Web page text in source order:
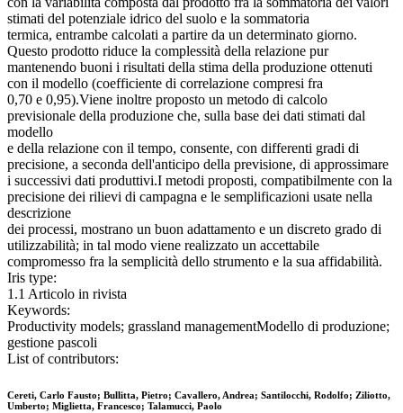
stimati del potenziale idrico del suolo e la sommatoria
termica, entrambe calcolati a partire da un determinato giorno.
Questo prodotto riduce la complessità della relazione pur
mantenendo buoni i risultati della stima della produzione ottenuti
con il modello (coefficiente di correlazione compresi fra
0,70 e 0,95).Viene inoltre proposto un metodo di calcolo
previsionale della produzione che, sulla base dei dati stimati dal
modello
e della relazione con il tempo, consente, con differenti gradi di
precisione, a seconda dell'anticipo della previsione, di approssimare
i successivi dati produttivi.I metodi proposti, compatibilmente con la
precisione dei rilievi di campagna e le semplificazioni usate nella
descrizione
dei processi, mostrano un buon adattamento e un discreto grado di
utilizzabilità; in tal modo viene realizzato un accettabile
compromesso fra la semplicità dello strumento e la sua affidabilità.
Iris type:
1.1 Articolo in rivista
Keywords:
Productivity models; grassland managementModello di produzione;
gestione pascoli
List of contributors:
Cereti, Carlo Fausto; Bullitta, Pietro; Cavallero, Andrea; Santilocchi, Rodolfo; Ziliotto,
Umberto; Miglietta, Francesco; Talamucci, Paolo